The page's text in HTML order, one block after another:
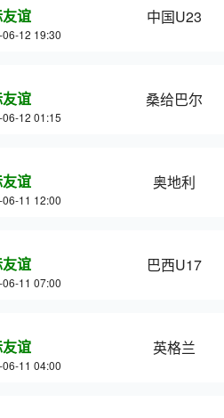
谊
12 19:30
中国U23
谊
12 01:15
桑给巴尔
谊
11 12:00
奥地利
谊
11 07:00
巴西U17
谊
11 04:00
英格兰